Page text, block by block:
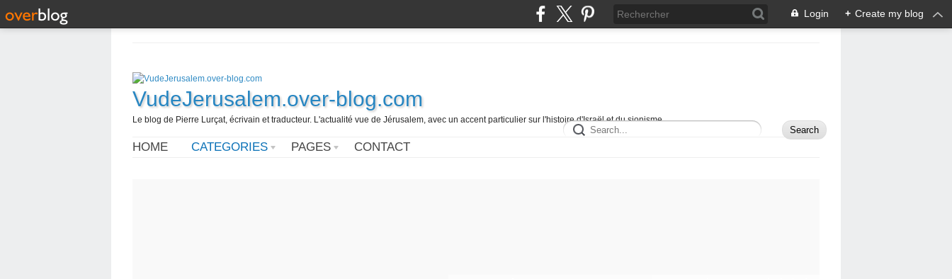
Login + Create my blog
VudeJerusalem.over-blog.com
Le blog de Pierre Lurçat, écrivain et traducteur. L'actualité vue de Jérusalem, avec un accent particulier sur l'histoire d'Israël et du sionisme.
HOME CATEGORIES PAGES CONTACT